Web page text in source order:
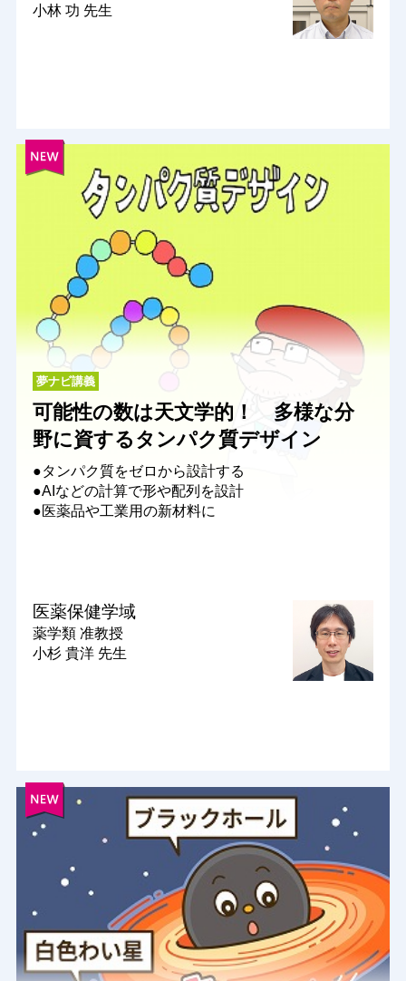
小林 功 先生
夢ナビ講義
可能性の数は天文学的！ 多様な分
野に資するタンパク質デザイン
●タンパク質をゼロから設計する
●AIなどの計算で形や配列を設計
●医薬品や工業用の新材料に
医薬保健学域
薬学類 准教授
小杉 貴洋 先生